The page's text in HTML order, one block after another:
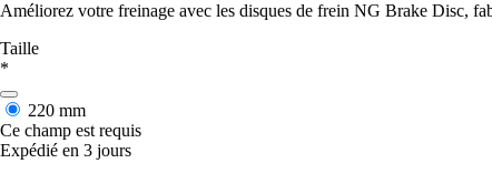
Améliorez votre freinage avec les disques de frein NG Brake Disc,
Taille
*
220 mm
Ce champ est requis
Expédié en 3 jours